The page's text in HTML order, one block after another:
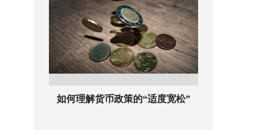
如何理解货币政策的“适度宽松”